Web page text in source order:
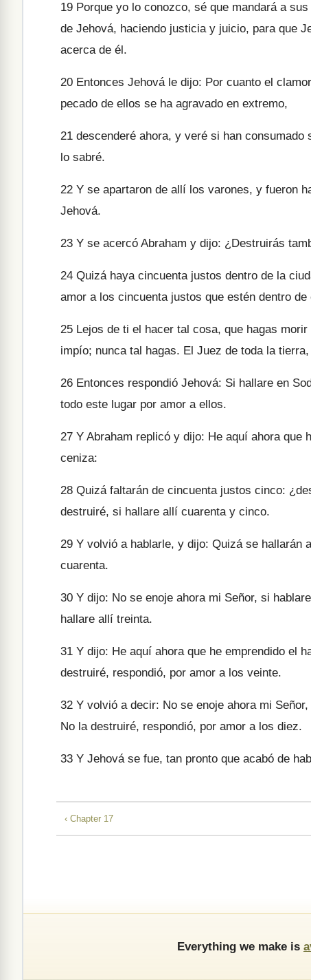
19 Porque yo lo conozco, sé que mandará a
de Jehová, haciendo justicia y juicio, para que
acerca de él.
20 Entonces Jehová le dijo: Por cuanto el
pecado de ellos se ha agravado en extremo,
21 descenderé ahora, y veré si han
lo sabré.
22 Y se apartaron de allí los varones, y fueron
Jehová.
23 Y se acercó Abraham y dijo: ¿Destruirás
24 Quizá haya cincuenta justos dentro de la
amor a los cincuenta justos que estén dentro de
25 Lejos de ti el hacer tal cosa, que hagas
impío; nunca tal hagas. El Juez de toda la
26 Entonces respondió Jehová: Si hallare en
todo este lugar por amor a ellos.
27 Y Abraham replicó y dijo: He aquí ahora que
ceniza:
28 Quizá faltarán de cincuenta justos cinco:
destruiré, si hallare allí cuarenta y cinco.
29 Y volvió a hablarle, y dijo: Quizá se hallarán
cuarenta.
30 Y dijo: No se enoje ahora mi Señor, si
hallare allí treinta.
31 Y dijo: He aquí ahora que he emprendido el
destruiré, respondió, por amor a los veinte.
32 Y volvió a decir: No se enoje ahora mi
No la destruiré, respondió, por amor a los diez.
33 Y Jehová se fue, tan pronto que acabó de
‹ Chapter 17
Everything we make is